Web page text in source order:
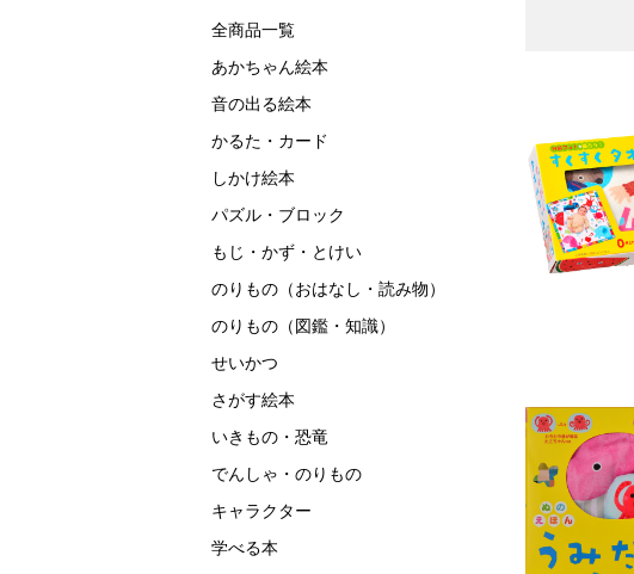
全商品一覧
あかちゃん絵本
音の出る絵本
かるた・カード
しかけ絵本
パズル・ブロック
もじ・かず・とけい
のりもの（おはなし・読み物）
のりもの（図鑑・知識）
せいかつ
さがす絵本
いきもの・恐竜
でんしゃ・のりもの
キャラクター
学べる本